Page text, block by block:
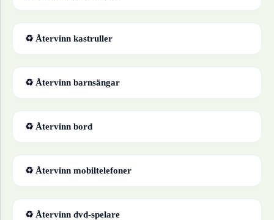
♻ Återvinn kastruller
♻ Återvinn barnsängar
♻ Återvinn bord
♻ Återvinn mobiltelefoner
♻ Återvinn dvd-spelare